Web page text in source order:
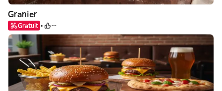
Granier
Gratuit --